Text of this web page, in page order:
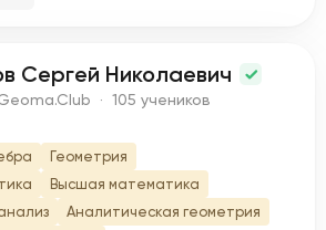
Сергей Николаевич
· 105 учеников
Геометрия
Высшая математика
Аналитическая геометрия